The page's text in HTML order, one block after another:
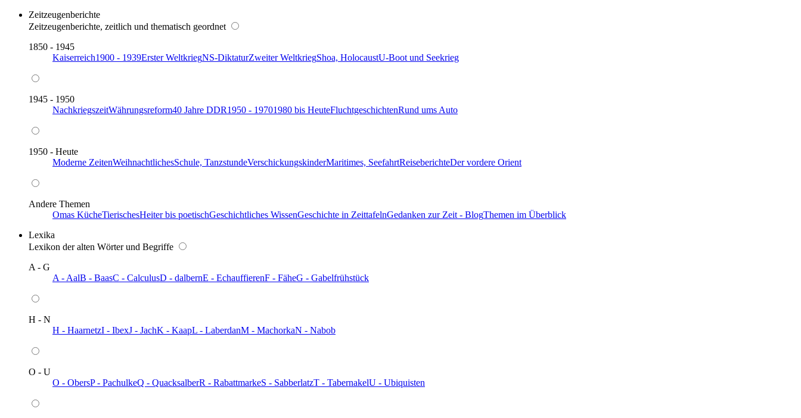
Zeitzeugenberichte
Zeitzeugenberichte, zeitlich und thematisch geordnet
1850 - 1945
Kaiserreich1900 - 1939Erster WeltkriegNS-DiktaturZweiter WeltkriegShoa, HolocaustU-Boot und Seekrieg
1945 - 1950
NachkriegszeitWährungsreform40 Jahre DDR1950 - 19701980 bis HeuteFluchtgeschichtenRund ums Auto
1950 - Heute
Moderne ZeitenWeihnachtlichesSchule, TanzstundeVerschickungskinderMaritimes, SeefahrtReiseberichteDer vordere Orient
Andere Themen
Omas KücheTierischesHeiter bis poetischGeschichtliches WissenGeschichte in ZeittafelnGedanken zur Zeit - BlogThemen im Überblick
Lexika
Lexikon der alten Wörter und Begriffe
A - G
A - AalB - BaasC - CalculusD - dalbernE - EchauffierenF - FäheG - Gabelfrühstück
H - N
H - HaarnetzI - IbexJ - JachK - KaapL - LaberdanM - MachorkaN - Nabob
O - U
O - ObersP - PachulkeQ - QuacksalberR - RabattmarkeS - SabberlatzT - TabernakelU - Ubiquisten